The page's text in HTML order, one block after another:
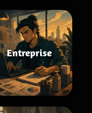
Entreprise